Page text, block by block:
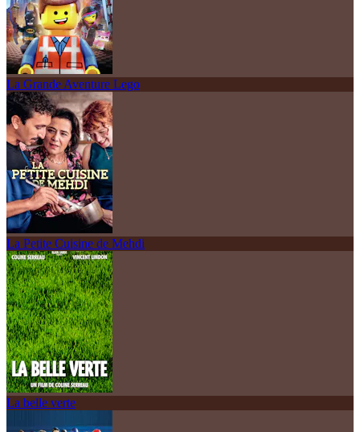
La Grande Aventure Lego
La Petite Cuisine de Mehdi
La belle verte